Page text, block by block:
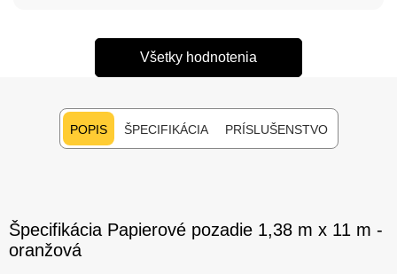
Všetky hodnotenia
POPIS ŠPECIFIKÁCIA PRÍSLUŠENSTVO
Špecifikácia Papierové pozadie 1,38 m x 11 m -
oranžová